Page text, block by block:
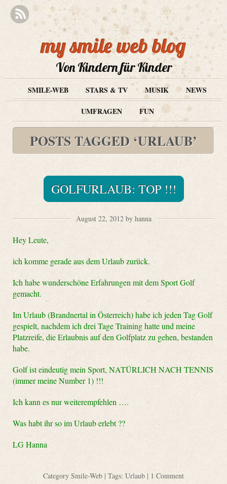
my smile web blog
Von Kindern für Kinder
SMILE-WEB STARS & TV MUSIK
NEWS
UMFRAGEN
FUN
POSTS TAGGED ‘URLAUB’
GOLFURLAUB: TOP !!!
August 22, 2012 by hanna
Hey Leute,
ich komme gerade aus dem Urlaub zurück.
Ich habe wunderschöne Erfahrungen mit dem Sport Golf
gemacht.
Im Urlaub (Brandnertal in Österreich) habe ich jeden Tag Golf
gespielt, nachdem ich drei Tage Training hatte und meine
Platzreife, die Erlaubnis auf den Golfplatz zu gehen, bestanden
habe.
Golf ist eindeutig mein Sport, NATÜRLICH NACH TENNIS
(immer meine Number 1) !!!
Ich kann es nur weiterempfehlen ….
Was habt ihr so im Urlaub erlebt ??
LG Hanna
Category Smile-Web | Tags: Urlaub | 1 Comment